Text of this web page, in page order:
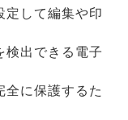
定して編集や印
検出できる電子
全に保護するた